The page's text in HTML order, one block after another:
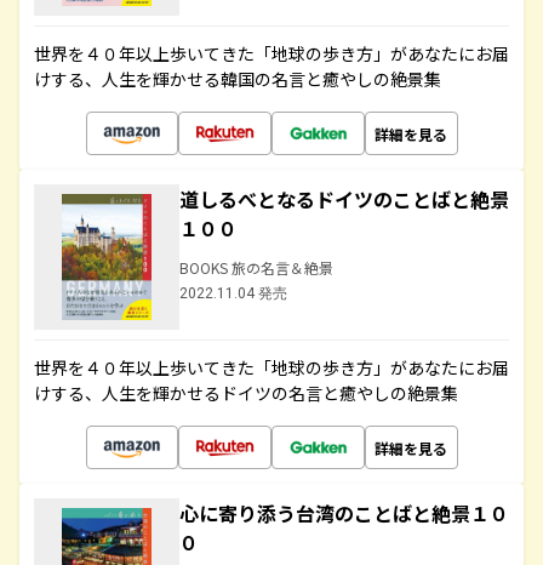
世界を４０年以上歩いてきた「地球の歩き方」があなたにお届
けする、人生を輝かせる韓国の名言と癒やしの絶景集
詳細を見る
道しるべとなるドイツのことばと絶景
１００
BOOKS 旅の名言＆絶景
2022.11.04 発売
世界を４０年以上歩いてきた「地球の歩き方」があなたにお届
けする、人生を輝かせるドイツの名言と癒やしの絶景集
詳細を見る
心に寄り添う台湾のことばと絶景１０
０